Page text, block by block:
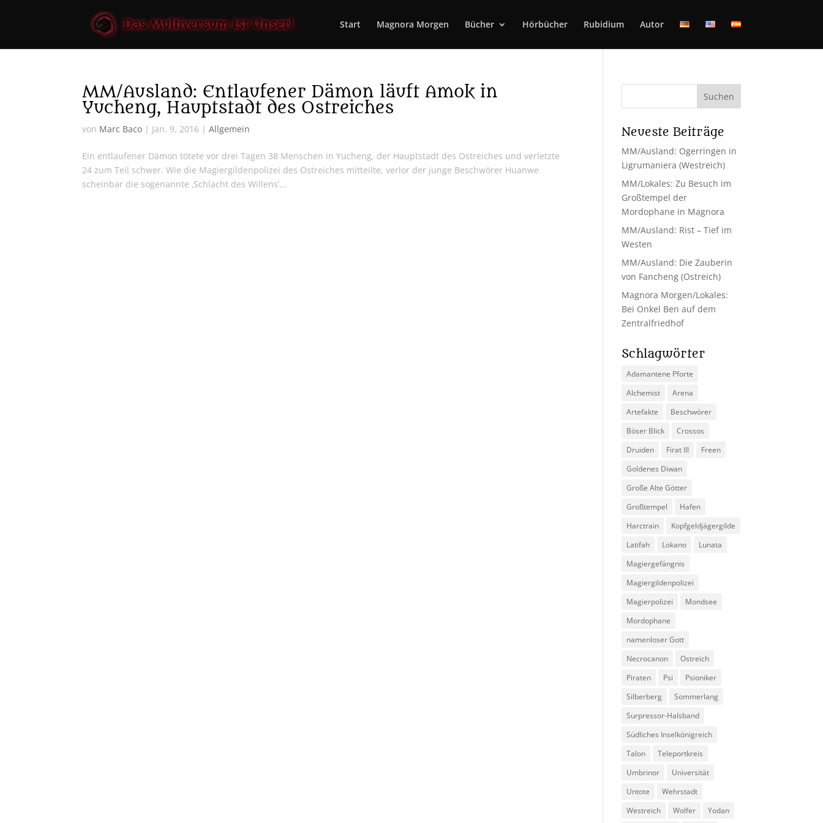
Start Magnora Morgen Bücher Hörbücher Rubidium Autor
MM/Ausland: Entlaufener Dämon läuft Amok in
Yucheng, Hauptstadt des Ostreiches
von Marc Baco | Jan. 9, 2016 |Allgemein
Ein entlaufener Dämon tötete vor drei Tagen 38 Menschen in Yucheng, der Hauptstadt des Ostreiches und verletzte
24 zum Teil schwer. Wie die Magiergildenpolizei des Ostreiches mitteilte, verlor der junge Beschwörer Huanwe
scheinbar die sogenannte ‚Schlacht des Willens‘...
Neueste Beiträge
MM/Ausland: Ogerringen in
Ligrumaniera (Westreich)
MM/Lokales: Zu Besuch im
Großtempel der
Mordophane in Magnora
MM/Ausland: Rist – Tief im
Westen
MM/Ausland: Die Zauberin
von Fancheng (Ostreich)
Magnora Morgen/Lokales:
Bei Onkel Ben auf dem
Zentralfriedhof
Schlagwörter
Adamantene Pforte
Alchemist
Arena
Artefakte
Beschwörer
Böser Blick
Crossos
Druiden
Firat III
Freen
Goldenes Diwan
Große Alte Götter
Großtempel
Hafen
Harctrain
Kopfgeldjägergilde
Latifah
Lokano
Lunata
Magiergefängnis
Magiergildenpolizei
Magierpolizei
Mondsee
Mordophane
namenloser Gott
Necrocanon
Ostreich
Piraten
Psi
Psioniker
Silberberg
Sommerlang
Surpressor-Halsband
Südliches Inselkönigreich
Talon
Teleportkreis
Umbrinor
Universität
Untote
Wehrstadt
Westreich
Wolfer Yodan